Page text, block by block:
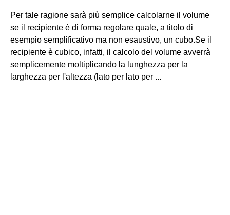
Per tale ragione sarà più semplice calcolarne il volume
se il recipiente è di forma regolare quale, a titolo di
esempio semplificativo ma non esaustivo, un cubo.Se il
recipiente è cubico, infatti, il calcolo del volume avverrà
semplicemente moltiplicando la lunghezza per la
larghezza per l'altezza (lato per lato per ...